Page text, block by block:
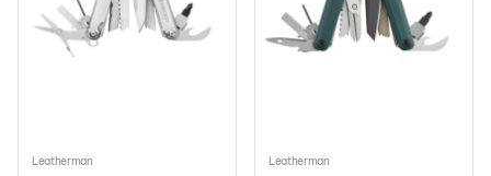
Leatherman Leatherman